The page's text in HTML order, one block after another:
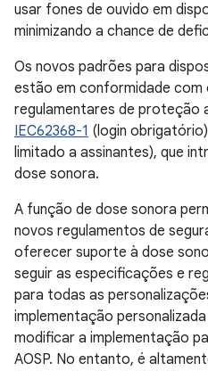
usar fones de ouvido em
minimizando a chance de
Os novos padrões para
estão em conformidade com
regulamentares de proteção
IEC62368-1 (login
limitado a assinantes), que
dose sonora.
A função de dose sonora
novos regulamentos de
oferecer suporte à dose
seguir as especificações e
para todas as
implementação
modificar a implementação
AOSP. No entanto, é